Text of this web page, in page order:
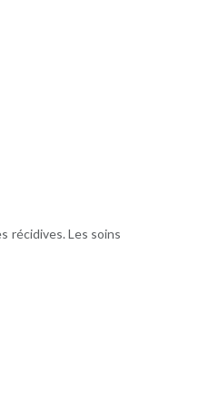
récidives. Les soins